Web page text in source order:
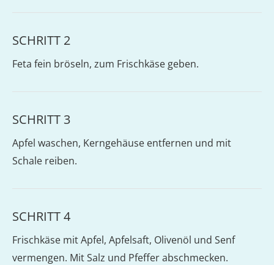
SCHRITT 2
Feta fein bröseln, zum Frischkäse geben.
SCHRITT 3
Apfel waschen, Kerngehäuse entfernen und mit
Schale reiben.
SCHRITT 4
Frischkäse mit Apfel, Apfelsaft, Olivenöl und Senf
vermengen. Mit Salz und Pfeffer abschmecken.